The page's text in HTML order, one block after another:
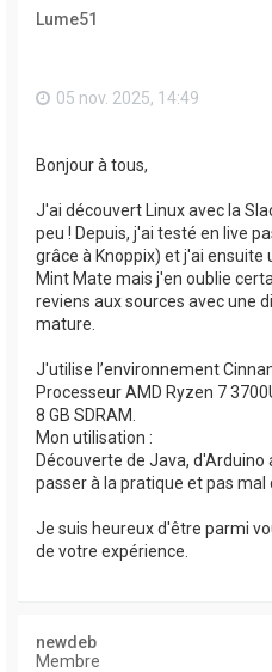
Lume51
05 nov. 2025, 14:49
Bonjour à tous,
J'ai découvert Linux avec la
peu ! Depuis, j'ai testé en live
grâce à Knoppix) et j'ai ensuite
Mint Mate mais j'en oublie
reviens aux sources avec une
mature.
J'utilise l’environnement
Processeur AMD Ryzen 7
8 GB SDRAM.
Mon utilisation :
Découverte de Java,
passer à la pratique et pas mal
Je suis heureux d'être parmi
de votre expérience.
newdeb
Membre